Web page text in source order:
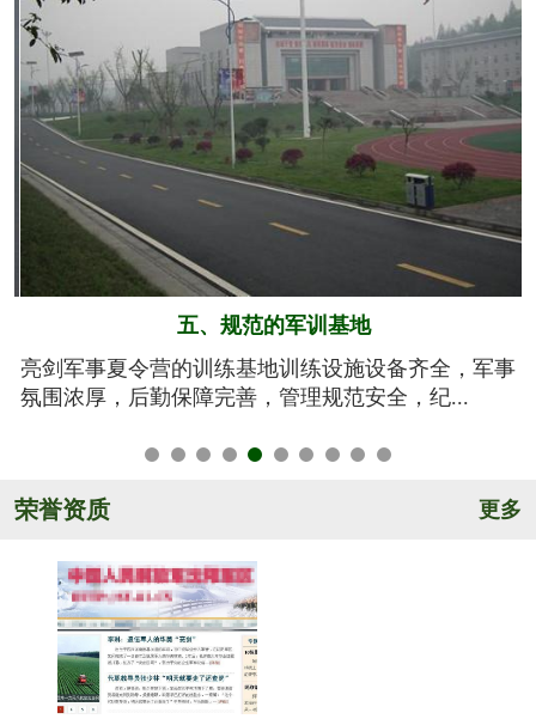
六、系统的安全保障
我们将安全视为生命，安全高于一切！从孩子训练期
间的衣、食、住、行全方位有效管控，由生活...
荣誉资质 更多